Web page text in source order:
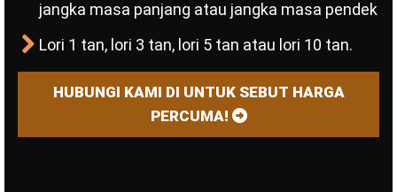
jangka masa panjang atau jangka masa pendek
Lori 1 tan, lori 3 tan, lori 5 tan atau lori 10 tan.
HUBUNGI KAMI DI UNTUK SEBUT HARGA
PERCUMA!